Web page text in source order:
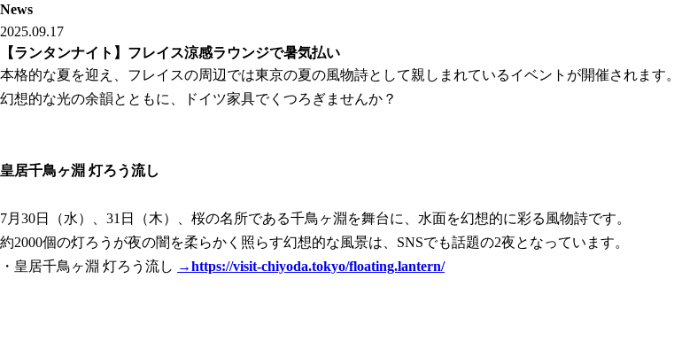
News
2025.09.17
【ランタンナイト】フレイス涼感ラウンジで暑気払い
本格的な夏を迎え、フレイスの周辺では東京の夏の風物詩として親しまれているイベントが開催されます。
幻想的な光の余韻とともに、ドイツ家具でくつろぎませんか？
皇居千鳥ヶ淵 灯ろう流し
7月30日（水）、31日（木）、桜の名所である千鳥ヶ淵を舞台に、水面を幻想的に彩る風物詩です。
約2000個の灯ろうが夜の闇を柔らかく照らす幻想的な風景は、SNSでも話題の2夜となっています。
・皇居千鳥ヶ淵 灯ろう流し →https://visit-chiyoda.tokyo/floating.lantern/